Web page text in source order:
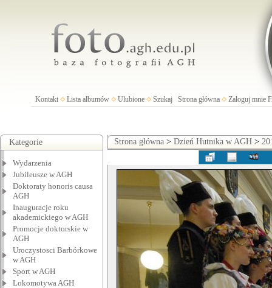
Kontakt Lista albumów Ulubione Szukaj Strona główna Zaloguj mnie
Kategorie
Wydarzenia
Jubileusze w AGH
Doktoraty honoris causa
AGH
Inauguracje roku
akademickiego w AGH
Promocje doktorskie w
AGH
Uroczystosci Barbórkowe
w AGH
Sport w AGH
Lokomotywa AGH
Strona główna > Dzień Hutnika w AGH >